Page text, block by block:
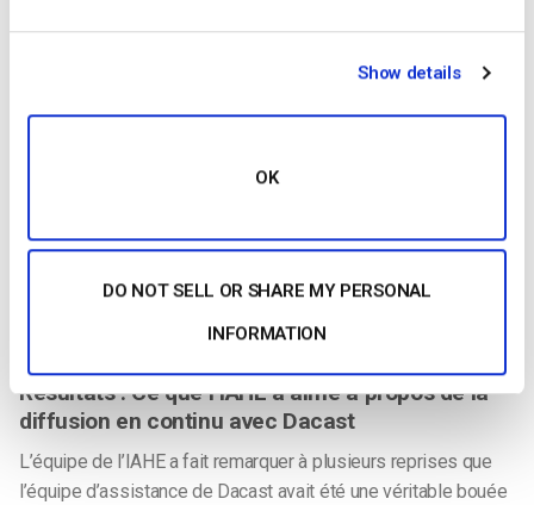
Show details
OK
DO NOT SELL OR SHARE MY PERSONAL
INFORMATION
événements importants s’est également révélée être un outil
En plus d’héberger des sessions de formation en direct et
le contenu vidéo en ligne à des fins de marketing et de
promotion. Ils vendent leur contenu à des étudiants et à des
chez leurs patients ou dans leurs salles de traitement.
Résultats : Ce que l’IAHE a aimé à propos de la
diffusion en continu avec Dacast
L’équipe de l’IAHE a fait remarquer à plusieurs reprises que
l’équipe d’assistance de Dacast avait été une véritable bouée